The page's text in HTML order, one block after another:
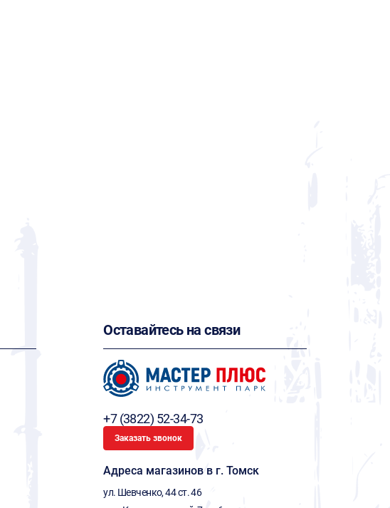
Оставайтесь на связи
+7 (3822) 52-34-73
Заказать звонок
Адреса магазинов в г. Томск
ул. Шевченко, 44 ст. 46